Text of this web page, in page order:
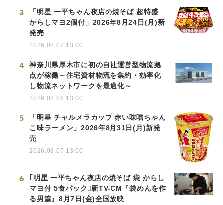
3
「明星 一平ちゃん夜店の焼そば 超特盛
からしマヨ2個付」2026年8月24日(月)新
発売
2026.08.07 13:00
4
神奈川県厚木市に初の自社運営型物流拠
点が稼働～住宅資材物流を集約・効率化
し物流ネットワークを最適化～
2026.08.06 13:00
5
「明星 チャルメラカップ 赤い味噌ちゃん
こ味ラーメン」2026年8月31日(月)新発
売
2026.08.07 13:00
6
｢明星 一平ちゃん夜店の焼そば 袋 からし
マヨ付 5食パック｣新TV-CM『袋めんを作
る男篇』8月7日(金)全国放映